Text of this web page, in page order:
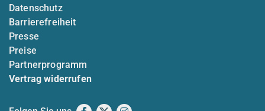
Datenschutz
Barrierefreiheit
Presse
Preise
Partnerprogramm
Vertrag widerrufen